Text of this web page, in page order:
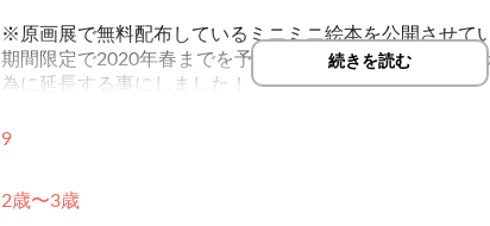
※原画展で無料配布しているミニミニ絵本を公開させて
期間限定で2020年春までを予定してましたが、新型コ
為に延長する事にしました！
続きを読む
9
2歳〜3歳